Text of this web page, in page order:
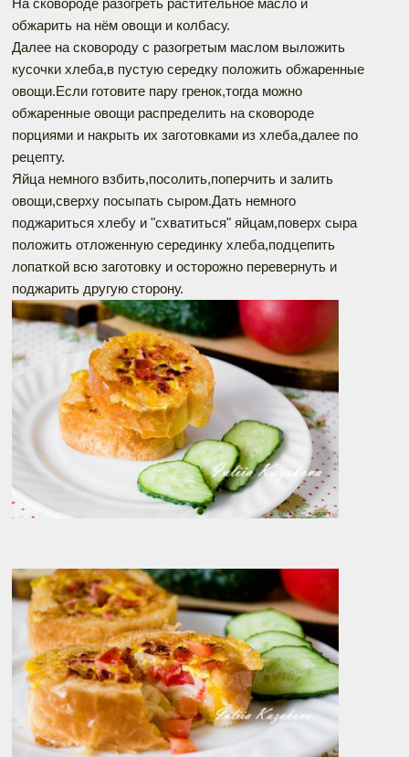
На сковороде разогреть растительное масло и
обжарить на нём овощи и колбасу.
Далее на сковороду с разогретым маслом выложить
кусочки хлеба,в пустую середку положить обжаренные
овощи.Если готовите пару гренок,тогда можно
обжаренные овощи распределить на сковороде
порциями и накрыть их заготовками из хлеба,далее по
рецепту.
Яйца немного взбить,посолить,поперчить и залить
овощи,сверху посыпать сыром.Дать немного
поджариться хлебу и "схватиться" яйцам,поверх сыра
положить отложенную серединку хлеба,подцепить
лопаткой всю заготовку и осторожно перевернуть и
поджарить другую сторону.